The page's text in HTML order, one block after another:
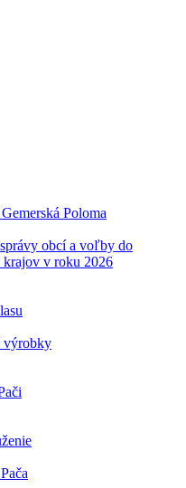
Poloma
obcí a voľby do
krajov v roku 2026
výrobky